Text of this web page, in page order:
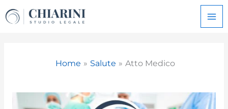
al
Home Salute Atto Medico